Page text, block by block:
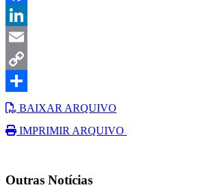
Facebook
LinkedIn
Email
Copy
Link
ShareBAIXAR ARQUIVO
IMPRIMIR ARQUIVO
Outras Notícias